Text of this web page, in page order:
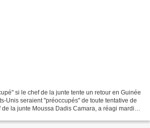
si le chef de la junte tente un retour en Guinée
Unis seraient "préoccupés" de toute tentative de
la junte Moussa Dadis Camara, a réagi mardi